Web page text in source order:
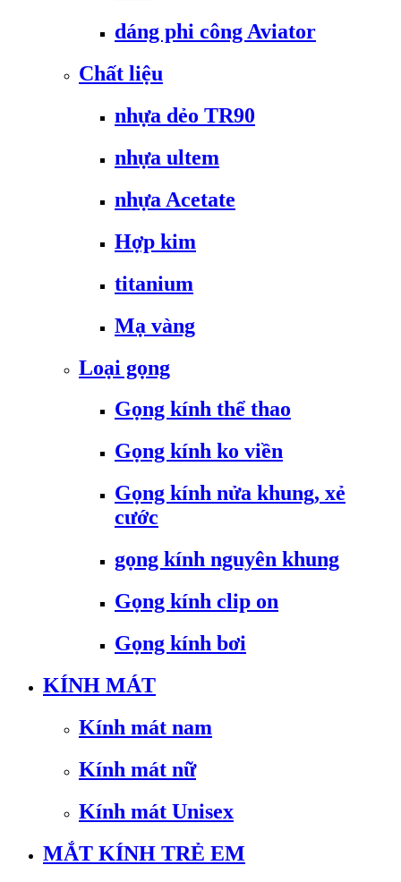
dáng phi công Aviator
Chất liệu
nhựa dẻo TR90
nhựa ultem
nhựa Acetate
Hợp kim
titanium
Mạ vàng
Loại gọng
Gọng kính thể thao
Gọng kính ko viền
Gọng kính nửa khung, xẻ
cước
gọng kính nguyên khung
Gọng kính clip on
Gọng kính bơi
KÍNH MÁT
Kính mát nam
Kính mát nữ
Kính mát Unisex
MẮT KÍNH TRẺ EM